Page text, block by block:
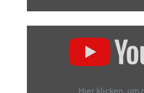
SERIENMÄSSIGER LHier klicken, um